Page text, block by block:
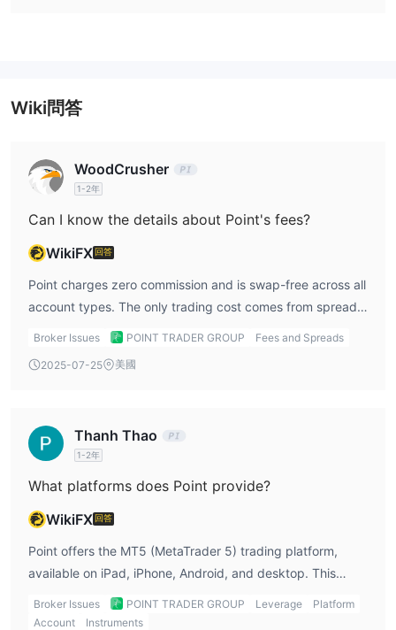
WebMoney、Visa、Perfect Money和USDT
Wiki問答
WoodCrusher
1-2年
Can I know the details about Point's fees?
WikiFX 回答
Point charges zero commission and is swap-free across all
account types. The only trading cost comes from spreads,
which vary by account type and start as low as 0.1 pips
Broker Issues POINT TRADER GROUP Fees and Spreads
2025-07-25 美國
Thanh Thao
1-2年
What platforms does Point provide?
WikiFX 回答
Point offers the MT5 (MetaTrader 5) trading platform,
available on iPad, iPhone, Android, and desktop. This
platform is ideal for experienced traders and supports
automated trading strategies and advanced technical
Broker Issues POINT TRADER GROUP Leverage
Platform
Account
Instruments